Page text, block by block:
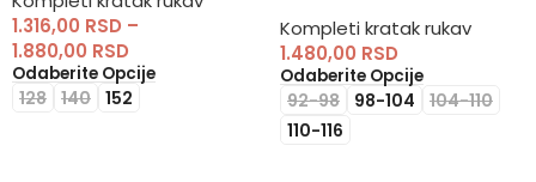
1.316,00 RSD –
1.880,00 RSD
Odaberite Opcije
128 140 152
Kompleti kratak rukav
1.480,00 RSD
Odaberite Opcije
92-98 98-104
104-110
110-116